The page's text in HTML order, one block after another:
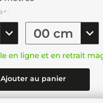
* :
en ligne et en retrait
Ajouter au panier